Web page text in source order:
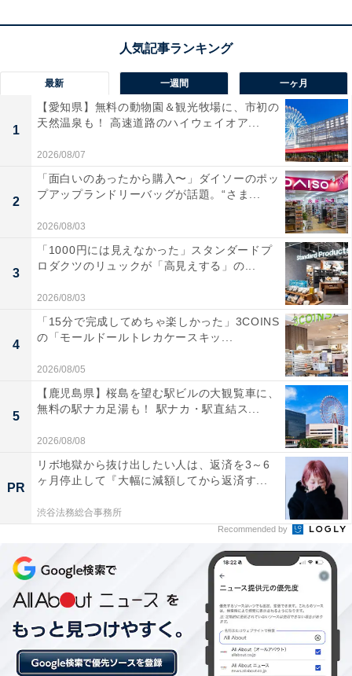
ある低音とクリアな高音を両立したヘッドホンです。
ェや電車内でも一瞬で静寂に包まれます！
最大120時間の圧倒的な連続再生が可能 で、充電の手間
が劇的に減るのも魅力。シアターモードやマルチポイン
トも備え、日常のあらゆるシーンを上質な音で彩ってく
れますね。
EarFunのワイヤレスヘッドホン「Tune Pro」の口コ
ミは？
EarFunのワイヤレスヘッドホン「Tune Pro」には以下の
ような口コミが寄せられています。
デュアルドライバーのおかげで低音から高音までこ
もらずに綺麗に響きます
ノイズキャンセリングが非常に強力で騒がしい電車
内でも音楽に没入できます
驚くほどバッテリーが長持ちするので毎日のように
充電を気にする必要がありません
静寂の中で大好きな音楽や映画を高音質で楽しみたい人
や、充電の手間を減らしてストレスフリーに過ごしたい
人には、おすすめの商品といえそうです。
最新 一週間 一ヶ月
1
【愛知県】無料の動物園＆観光牧場に、市初の
天然温泉も！ 高速道路のハイウェイオア...
2026/08/07
2
「面白いのあったから購入〜」ダイソーのポッ
プアップランドリーバッグが話題。“さま...
2026/08/03
3
「1000円には見えなかった」スタンダードプ
ロダクツのリュックが「高見えする」の...
2026/08/03
4
「15分で完成してめちゃ楽しかった」3COINS
の「モールドールトレカケースキッ...
2026/08/05
5
【鹿児島県】桜島を望む駅ビルの大観覧車に、
無料の駅ナカ足湯も！ 駅ナカ・駅直結ス...
2026/08/08
PR
リボ地獄から抜け出したい人は、返済を3～6
ヶ月停止して『大幅に減額してから返済す...
渋谷法務総合事務所
Recommended by